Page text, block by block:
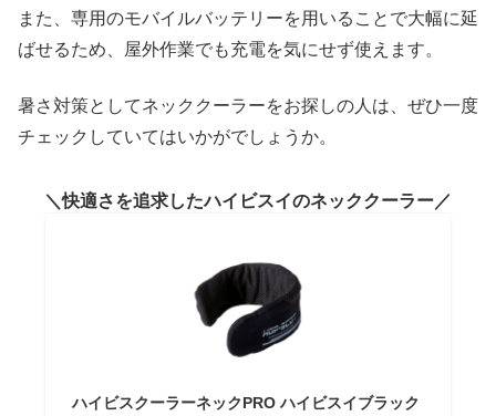
また、専用のモバイルバッテリーを用いることで大幅に延
ばせるため、屋外作業でも充電を気にせず使えます。
暑さ対策としてネッククーラーをお探しの人は、ぜひ一度
チェックしていてはいかがでしょうか。
快適さを追求したハイビスイのネッククーラー
ハイビスクーラーネックPRO ハイビスイブラック